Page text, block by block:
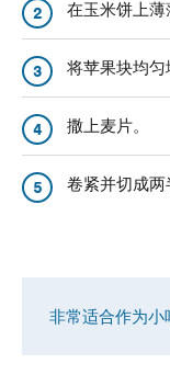
2 在玉米饼上薄
3 将苹果块均匀
4 撒上麦片。
5 卷紧并切成两
非常适合作为小